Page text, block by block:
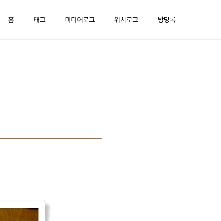
홈 태그 미디어로그 위치로그 방명록